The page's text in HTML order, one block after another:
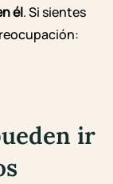
él. Si sientes
ir